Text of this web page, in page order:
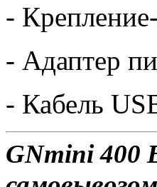
-
- Адаптер
- Кабель
GNmini 400